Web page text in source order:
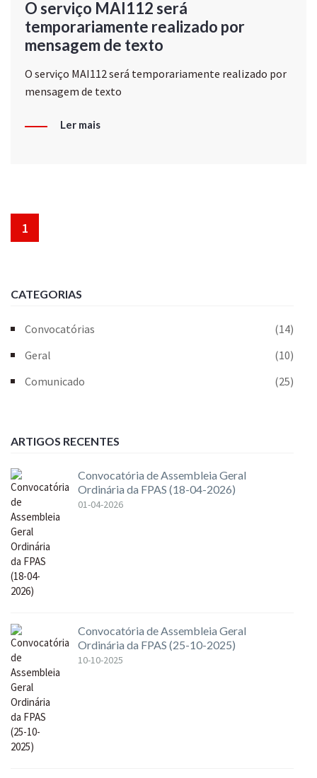
O serviço MAI112 será
temporariamente realizado por
mensagem de texto
O serviço MAI112 será temporariamente realizado por
mensagem de texto
Ler mais
1
CATEGORIAS
Convocatórias
(14)
Geral
(10)
Comunicado
(25)
ARTIGOS RECENTES
Convocatória de Assembleia Geral
Ordinária da FPAS (18-04-2026)
01-04-2026
Convocatória de Assembleia Geral
Ordinária da FPAS (25-10-2025)
10-10-2025